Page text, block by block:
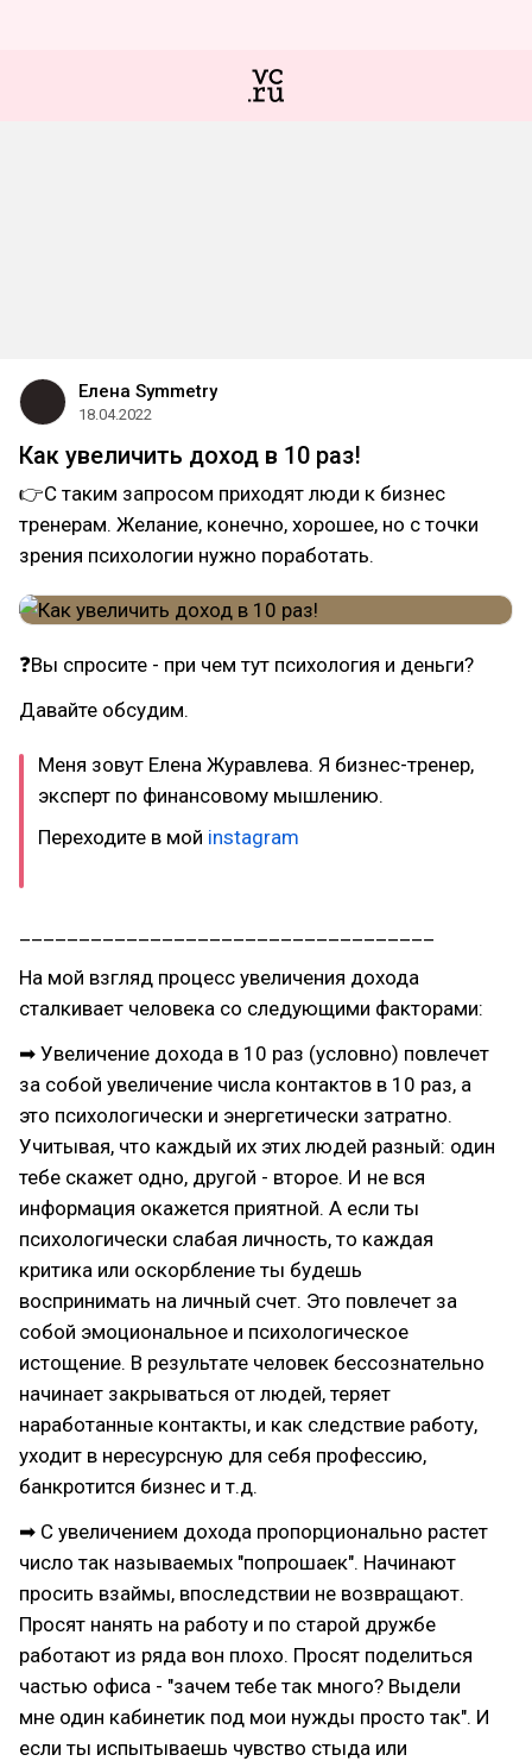
Елена Symmetry
18.04.2022
Как увеличить доход в 10 раз!
👉С таким запросом приходят люди к бизнес
тренерам. Желание, конечно, хорошее, но с точки
зрения психологии нужно поработать.
❓Вы спросите - при чем тут психология и деньги?
Давайте обсудим.
Меня зовут Елена Журавлева. Я бизнес-тренер,
эксперт по финансовому мышлению.
Переходите в мой instagram
На мой взгляд процесс увеличения дохода
сталкивает человека со следующими факторами:
➡ Увеличение дохода в 10 раз (условно) повлечет
за собой увеличение числа контактов в 10 раз, а
это психологически и энергетически затратно.
Учитывая, что каждый их этих людей разный: один
тебе скажет одно, другой - второе. И не вся
информация окажется приятной. А если ты
психологически слабая личность, то каждая
критика или оскорбление ты будешь
воспринимать на личный счет. Это повлечет за
собой эмоциональное и психологическое
истощение. В результате человек бессознательно
начинает закрываться от людей, теряет
наработанные контакты, и как следствие работу,
уходит в нересурсную для себя профессию,
банкротится бизнес и т.д.
➡ С увеличением дохода пропорционально растет
число так называемых "попрошаек". Начинают
просить взаймы, впоследствии не возвращают.
Просят нанять на работу и по старой дружбе
работают из ряда вон плохо. Просят поделиться
частью офиса - "зачем тебе так много? Выдели
мне один кабинетик под мои нужды просто так". И
если ты испытываешь чувство стыда или